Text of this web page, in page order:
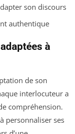
son discours
authentique
à
de son
interlocuteur a
compréhension.
personnaliser ses